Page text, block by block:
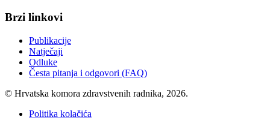
Brzi linkovi
Publikacije
Natječaji
Odluke
Česta pitanja i odgovori (FAQ)
© Hrvatska komora zdravstvenih radnika, 2026.
Politika kolačića